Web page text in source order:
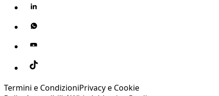
Termini e CondizioniPrivacy e Cookie